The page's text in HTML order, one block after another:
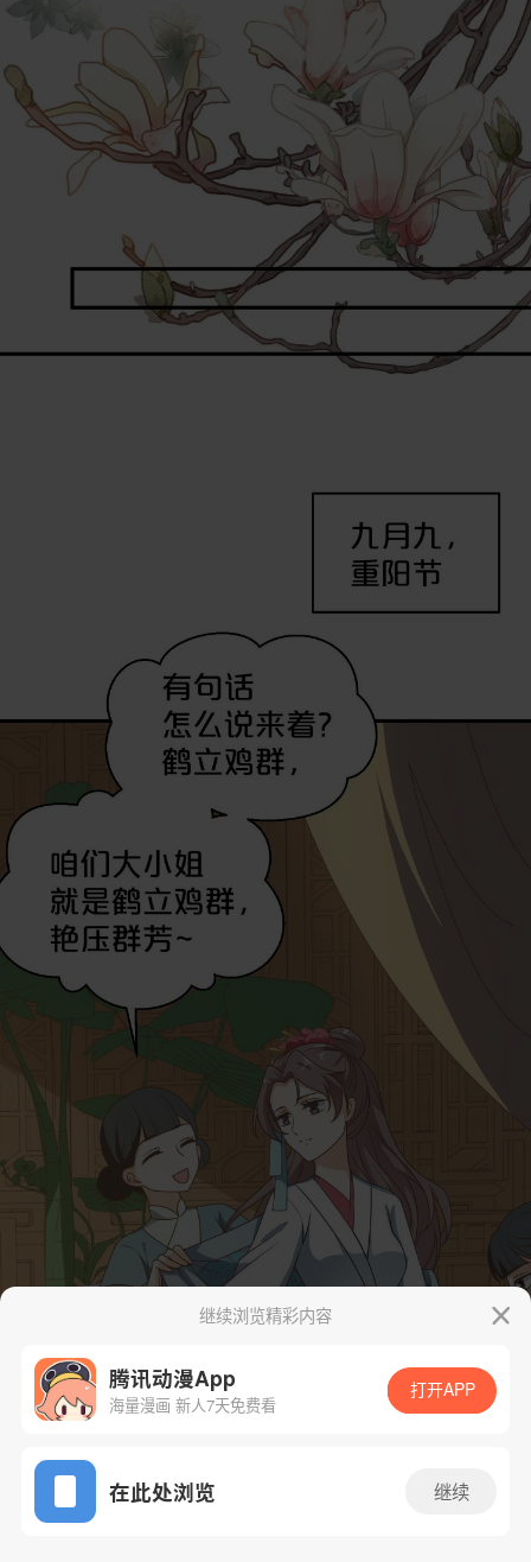
App免费看
继续浏览精彩内容
腾讯动漫App
海量漫画 新人7天免费看
打开APP
在此处浏览 继续